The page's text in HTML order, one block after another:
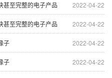
2022-04-22
甚至完整的电子产品
2022-04-22
甚至完整的电子产品
2022-04-22
子
2022-04-22
子